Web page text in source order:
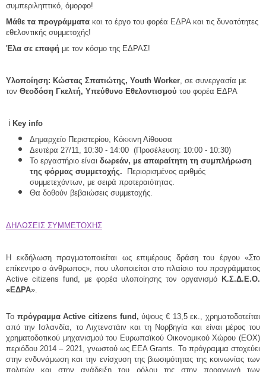
συμπεριληπτικό, όμορφο!
Μάθε τα προγράμματα και το έργο του φορέα ΕΔΡΑ και τις δυνατότητες
εθελοντικής συμμετοχής!
Έλα σε επαφή με τον κόσμο της ΕΔΡΑΣ!
Υλοποίηση: Κώστας Σπατιώτης, Youth Worker, σε συνεργασία με
τον Θεοδόση Γκελτή, Υπεύθυνο Εθελοντισμού του φορέα ΕΔΡΑ
ℹ️ Key info
Δημαρχείο Περιστερίου, Κόκκινη Αίθουσα
Δευτέρα 27/11, 10:30 - 14:00 (Προσέλευση: 10:00 - 10:30)
Το εργαστήριο είναι δωρεάν, με απαραίτητη τη συμπλήρωση
της φόρμας συμμετοχής. Περιορισμένος αριθμός
συμμετεχόντων, με σειρά προτεραιότητας.
Θα δοθούν βεβαιώσεις συμμετοχής.
ΔΗΛΩΣΕΙΣ ΣΥΜΜΕΤΟΧΗΣ
Η εκδήλωση πραγματοποιείται ως επιμέρους δράση του έργου «Στο
επίκεντρο ο άνθρωπος», που υλοποιείται στο πλαίσιο του προγράμματος
Active citizens fund, με φορέα υλοποίησης τον οργανισμό Κ.Σ.Δ.Ε.Ο.
«ΕΔΡΑ».
Το πρόγραμμα Active citizens fund, ύψους € 13,5 εκ., χρηματοδοτείται
από την Ισλανδία, το Λιχτενστάιν και τη Νορβηγία και είναι μέρος του
χρηματοδοτικού μηχανισμού του Ευρωπαϊκού Οικονομικού Χώρου (ΕΟΧ)
περιόδου 2014 – 2021, γνωστού ως EEA Grants. Το πρόγραμμα στοχεύει
στην ενδυνάμωση και την ενίσχυση της βιωσιμότητας της κοινωνίας των
πολιτών και στην ανάδειξη του ρόλου της στην προαγωγή των